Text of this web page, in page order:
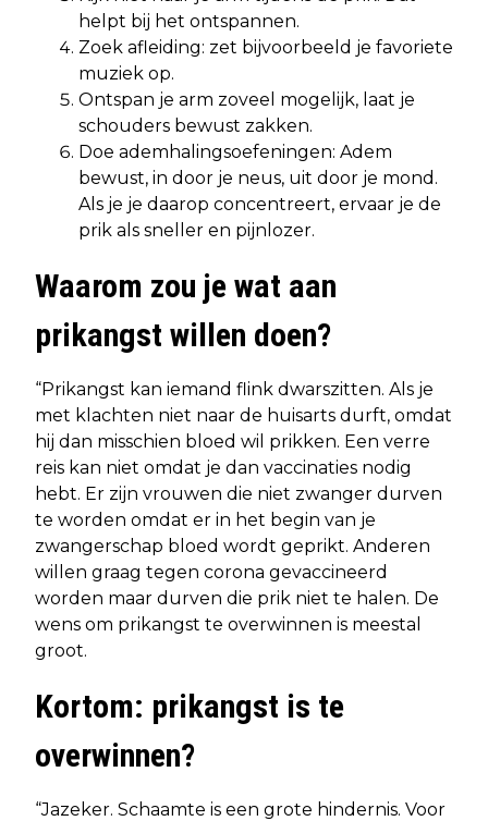
helpt bij het ontspannen.
Zoek afleiding: zet bijvoorbeeld je favoriete
muziek op.
Ontspan je arm zoveel mogelijk, laat je
schouders bewust zakken.
Doe ademhalingsoefeningen: Adem
bewust, in door je neus, uit door je mond.
Als je je daarop concentreert, ervaar je de
prik als sneller en pijnlozer.
Waarom zou je wat aan
prikangst willen doen?
“Prikangst kan iemand flink dwarszitten. Als je
met klachten niet naar de huisarts durft, omdat
hij dan misschien bloed wil prikken. Een verre
reis kan niet omdat je dan vaccinaties nodig
hebt. Er zijn vrouwen die niet zwanger durven
te worden omdat er in het begin van je
zwangerschap bloed wordt geprikt. Anderen
willen graag tegen corona gevaccineerd
worden maar durven die prik niet te halen. De
wens om prikangst te overwinnen is meestal
groot.
Kortom: prikangst is te
overwinnen?
“Jazeker. Schaamte is een grote hindernis. Voor